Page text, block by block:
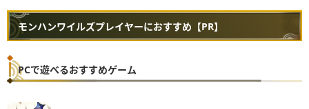
モンハンワイルズプレイヤーにおすすめ【PR】
PCで遊べるおすすめゲーム